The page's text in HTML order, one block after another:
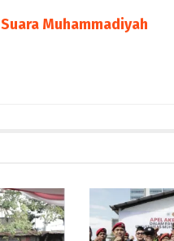
Suara Muhammadiyah